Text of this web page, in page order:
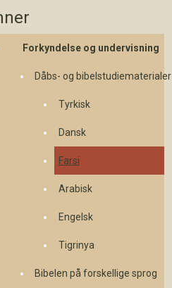
Forkyndelse og undervisning
Dåbs- og bibelstudiematerialer
Tyrkisk
Dansk
Farsi
Arabisk
Engelsk
Tigrinya
Bibelen på forskellige sprog